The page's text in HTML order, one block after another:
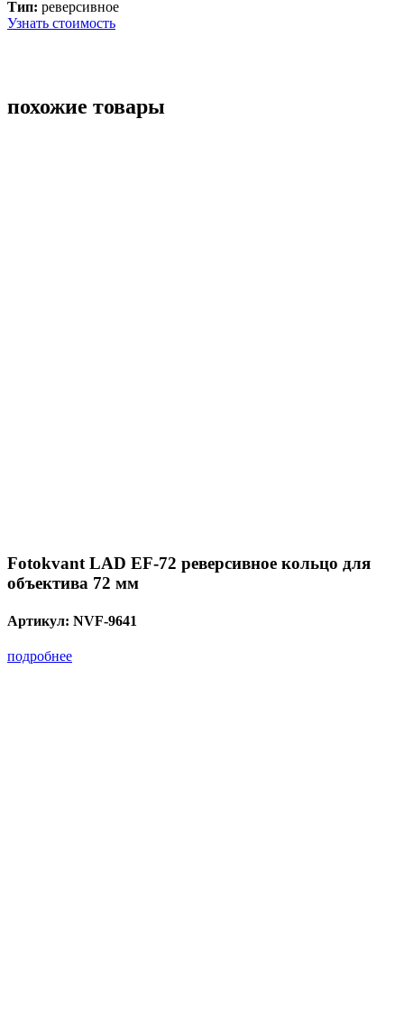
Тип: реверсивное
Узнать стоимость
похожие товары
Fotokvant LAD EF-72 реверсивное кольцо для
объектива 72 мм
Артикул: NVF-9641
подробнее